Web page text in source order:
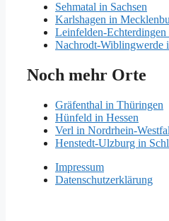
Sehmatal in Sachsen
Karlshagen in
Leinfelden-
Nachrodt-Wiblingwerde
Noch mehr Orte
Gräfenthal in Thüringen
Hünfeld in Hessen
Verl in Nordrhein-
Henstedt-Ulzburg in
Impressum
Datenschutzerklärung